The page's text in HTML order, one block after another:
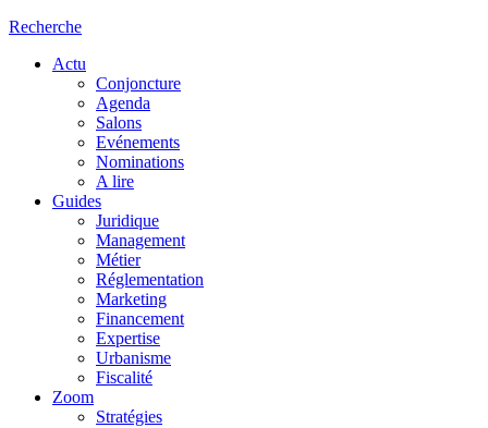
Recherche
Actu
Conjoncture
Agenda
Salons
Evénements
Nominations
A lire
Guides
Juridique
Management
Métier
Réglementation
Marketing
Financement
Expertise
Urbanisme
Fiscalité
Zoom
Stratégies